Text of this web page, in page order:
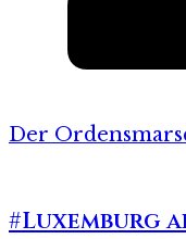
Der
#Luxemburg